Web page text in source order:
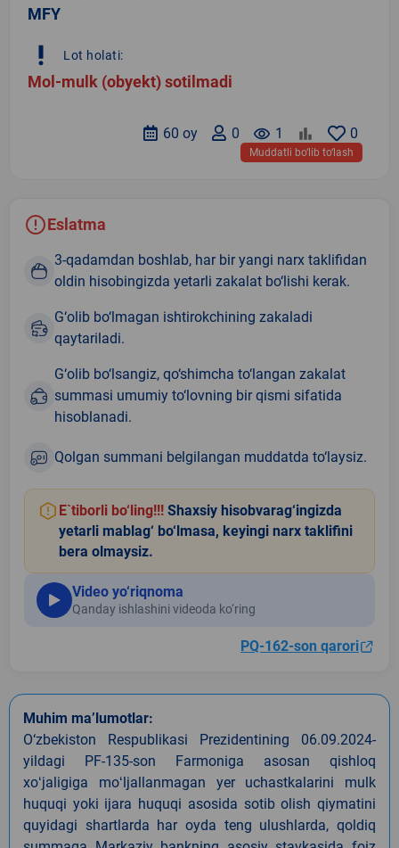
MFY
priority_high Lot holati:
Mol-mulk (obyekt) sotilmadi
0
remove_red_eye 1
0
60 oy
Muddatli bo‘lib to‘lash
Eslatma
3-qadamdan boshlab, har bir yangi narx taklifidan
oldin hisobingizda yetarli zakalat bo‘lishi kerak.
G‘olib bo‘lmagan ishtirokchining zakaladi
qaytariladi.
G‘olib bo‘lsangiz, qo‘shimcha to‘langan zakalat
summasi umumiy to‘lovning bir qismi sifatida
hisoblanadi.
Qolgan summani belgilangan muddatda to‘laysiz.
E`tiborli bo‘ling!!! Shaxsiy hisobvarag‘ingizda
yetarli mablag‘ bo‘lmasa, keyingi narx taklifini
bera olmaysiz.
Video yo‘riqnoma
Qanday ishlashini videoda ko‘ring
PQ-162-son qarori
Muhim ma’lumotlar:
O‘zbekiston Respublikasi Prezidentining 06.09.2024-
yildagi PF-135-son Farmoniga asosan qishloq
xoʻjaligiga moʻljallanmagan yer uchastkalarini mulk
huquqi yoki ijara huquqi asosida sotib olish qiymatini
quyidagi shartlarda har oyda teng ulushlarda, qoldiq